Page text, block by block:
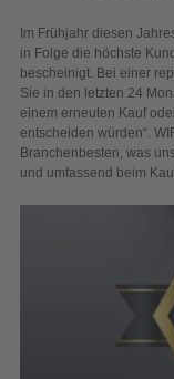
Im Frühjahr diesen
in Folge die höchste
bescheinigt. Bei einer
Sie in den letzten 24
einem erneuten Kauf
entscheiden würden“.
Branchenbesten, was
und umfassend beim